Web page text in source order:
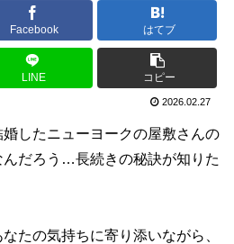
Facebook はてブ
LINE コピー
2026.02.27
婚したニューヨークの屋敷さんの
だろう…長続きの秘訣が知りた
たの気持ちに寄り添いながら、